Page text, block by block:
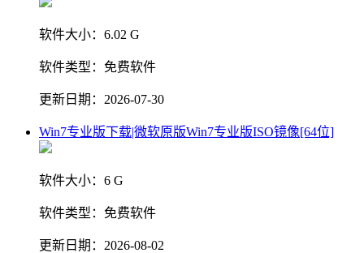
软件大小： 6.02 G
软件类型： 免费软件
更新日期： 2026-07-30
Win7专业版下载|微软原版Win7专业版ISO镜像[64位]
软件大小： 6 G
软件类型： 免费软件
更新日期： 2026-08-02